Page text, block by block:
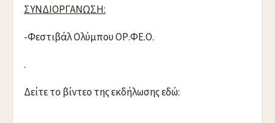
ΣΥΝΔΙΟΡΓΑΝΩΣΗ:
-Φεστιβάλ Ολύμπου ΟΡ.ΦΕ.Ο.
.
Δείτε το βίντεο της εκδήλωσης εδώ: